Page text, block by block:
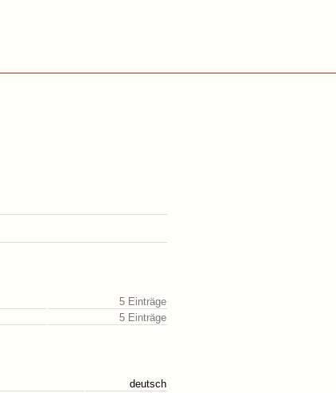
5 Einträge
5 Einträge
deutsch